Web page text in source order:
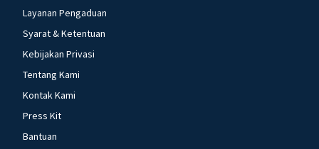
Layanan Pengaduan
Syarat & Ketentuan
Kebijakan Privasi
Tentang Kami
Kontak Kami
Press Kit
Bantuan